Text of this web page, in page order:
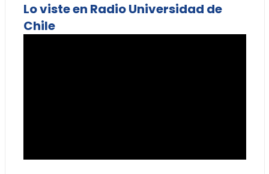
Lo viste en Radio Universidad de
Chile